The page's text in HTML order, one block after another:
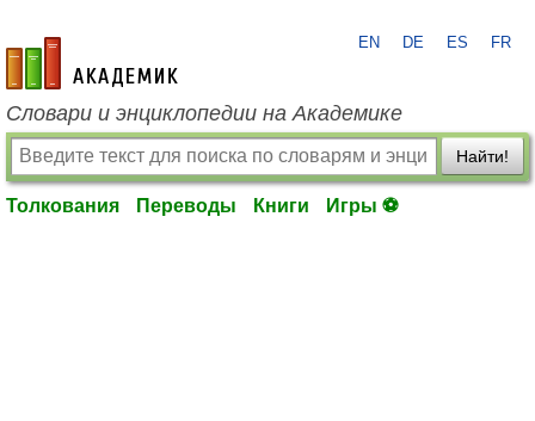
academic.ru
EN DE ES FR
Словари и энциклопедии на Академике
Найти!
Толкования Переводы Книги Игры ⚽